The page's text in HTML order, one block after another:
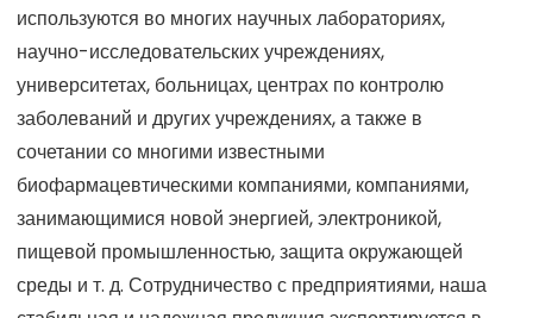
используются во многих научных лабораториях,
научно-исследовательских учреждениях,
университетах, больницах, центрах по контролю
заболеваний и других учреждениях, а также в
сочетании со многими известными
биофармацевтическими компаниями, компаниями,
занимающимися новой энергией, электроникой,
пищевой промышленностью, защита окружающей
среды и т. д. Сотрудничество с предприятиями, наша